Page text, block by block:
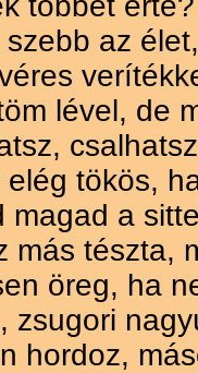
az
lével, de
tökös,
magad a
más tészta,
öreg, ha
zsugori
hordoz,